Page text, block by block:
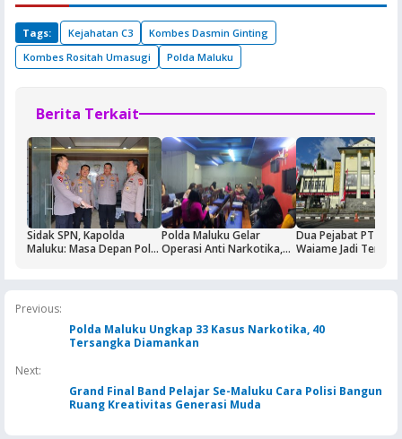
Tags: Kejahatan C3
Kombes Dasmin Ginting
Kombes Rositah Umasugi
Polda Maluku
Berita Terkait
Sidak SPN, Kapolda
Maluku: Masa Depan Polri
Polda Maluku Gelar
Operasi Anti Narkotika,
Dua Pejabat PT Dok
Waiame Jadi
Previous:
Polda Maluku Ungkap 33 Kasus Narkotika, 40
Tersangka Diamankan
Next:
Grand Final Band Pelajar Se-Maluku Cara Polisi Bangun
Ruang Kreativitas Generasi Muda